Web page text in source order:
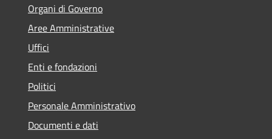
Organi di Governo
Aree Amministrative
Uffici
Enti e fondazioni
Politici
Personale Amministrativo
Documenti e dati